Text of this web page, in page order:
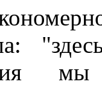
мы